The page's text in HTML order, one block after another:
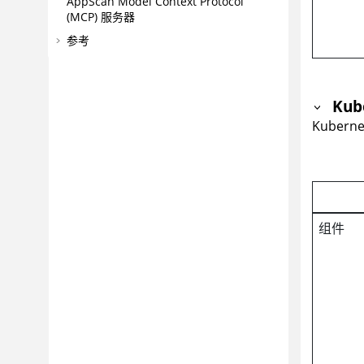
(MCP) 服务器
参考
组件